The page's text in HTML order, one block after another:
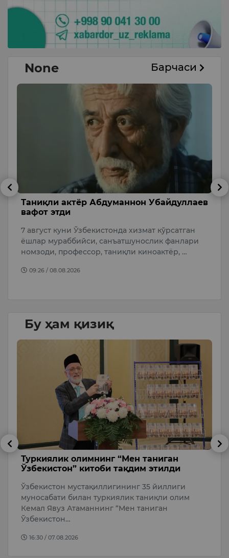
None Барчаси
Таниқли актёр Абдуманнон Убайдуллаев
вафот этди
7 август куни Ўзбекистонда хизмат кўрсатган
ёшлар мураббийси, санъатшунослик фанлари
номзоди, профессор, таниқли киноактёр, …
09:26 / 08.08.2026
Бу ҳам қизиқ
Туркиялик олимнинг “Мен таниган
Ўзбекистон” китоби тақдим этилди
Ўзбекистон мустақиллигининг 35 йиллиги
муносабати билан туркиялик таниқли олим
Кемал Явуз Атаманнинг “Мен таниган
Ўзбекистон…
16:30 / 07.08.2026